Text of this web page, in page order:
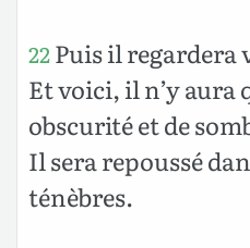
22Puis il regardera
Et voici, il n’y aura
obscurité et de
Il sera repoussé
ténèbres.